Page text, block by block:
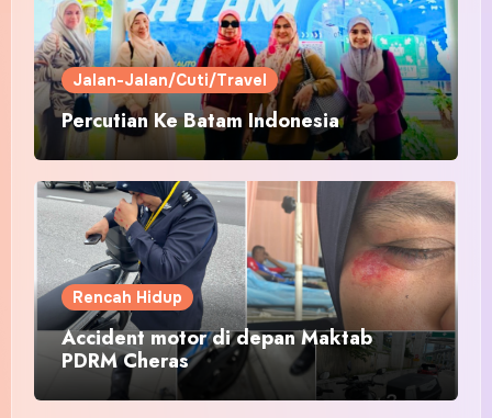
Jalan-Jalan/Cuti/Travel
Percutian Ke Batam Indonesia
Rencah Hidup
Accident motor di depan Maktab
PDRM Cheras